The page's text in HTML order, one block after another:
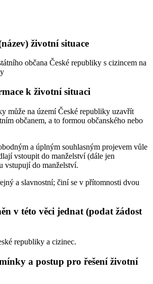
životní situace
občana České republiky s cizincem na
k životní situaci
může na území České republiky uzavřít
občanem, a to formou občanského nebo
a úplným souhlasným projevem vůle
vstoupit do manželství (dále jen
vstupují do manželství.
a slavnostní; činí se v přítomnosti dvou
v této věci jednat (podat žádost
republiky a cizinec.
a postup pro řešení životní